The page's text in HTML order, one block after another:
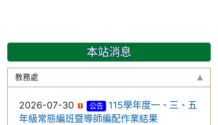
本站消息
教務處
2026-07-30 公告
115學年度一、三、五
年級常態編班暨導師編配作業結果